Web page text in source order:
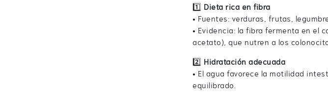
1️⃣ Dieta rica en fibra
• Fuentes: verduras, frutas,
• Evidencia: la fibra fermenta en el
acetato), que nutren a los
2️⃣ Hidratación adecuada
• El agua favorece la motilidad
equilibrado.